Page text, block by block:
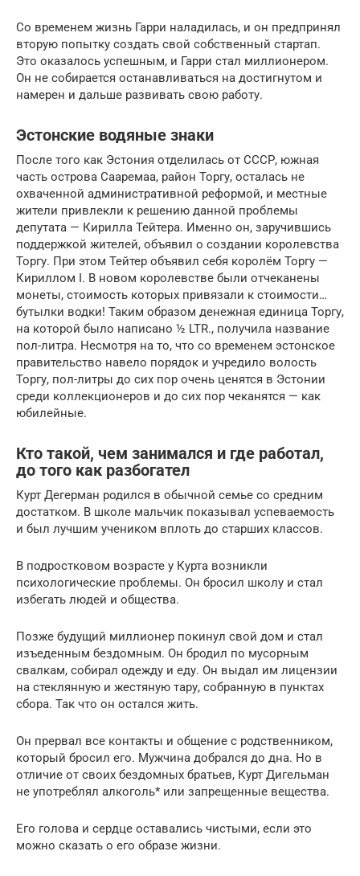
Со временем жизнь Гарри наладилась, и он предпринял
вторую попытку создать свой собственный стартап.
Это оказалось успешным, и Гарри стал миллионером.
Он не собирается останавливаться на достигнутом и
намерен и дальше развивать свою работу.
Эстонские водяные знаки
После того как Эстония отделилась от СССР, южная
часть острова Сааремаа, район Торгу, осталась не
охваченной административной реформой, и местные
жители привлекли к решению данной проблемы
депутата — Кирилла Тейтера. Именно он, заручившись
поддержкой жителей, объявил о создании королевства
Торгу. При этом Тейтер объявил себя королём Торгу —
Кириллом I. В новом королевстве были отчеканены
монеты, стоимость которых привязали к стоимости…
бутылки водки! Таким образом денежная единица Торгу,
на которой было написано ½ LTR., получила название
пол-литра. Несмотря на то, что со временем эстонское
правительство навело порядок и учредило волость
Торгу, пол-литры до сих пор очень ценятся в Эстонии
среди коллекционеров и до сих пор чеканятся — как
юбилейные.
Кто такой, чем занимался и где работал,
до того как разбогател
Курт Дегерман родился в обычной семье со средним
достатком. В школе мальчик показывал успеваемость
и был лучшим учеником вплоть до старших классов.
В подростковом возрасте у Курта возникли
психологические проблемы. Он бросил школу и стал
избегать людей и общества.
Позже будущий миллионер покинул свой дом и стал
изъеденным бездомным. Он бродил по мусорным
свалкам, собирал одежду и еду. Он выдал им лицензии
на стеклянную и жестяную тару, собранную в пунктах
сбора. Так что он остался жить.
Он прервал все контакты и общение с родственником,
который бросил его. Мужчина добрался до дна. Но в
отличие от своих бездомных братьев, Курт Дигельман
не употреблял алкоголь* или запрещенные вещества.
Его голова и сердце оставались чистыми, если это
можно сказать о его образе жизни.